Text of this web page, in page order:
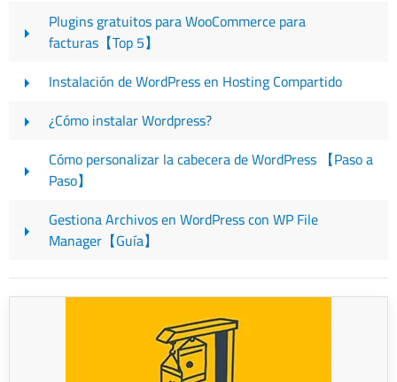
Plugins gratuitos para WooCommerce para
facturas【Top 5】
Instalación de WordPress en Hosting Compartido
¿Cómo instalar Wordpress?
Cómo personalizar la cabecera de WordPress 【Paso a
Paso】
Gestiona Archivos en WordPress con WP File
Manager【Guía】